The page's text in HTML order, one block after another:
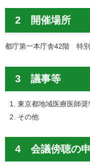
2 開催場所
都庁第一本庁舎42階 特
3 議事等
東京都地域医療医師奨
その他
4 会議傍聴の